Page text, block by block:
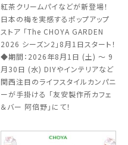
紅茶クリームパイなどが新登場！
日本の梅を実感するポップアップ
ストア 「The CHOYA GARDEN
2026 シーズン2」8月1日スタート！
◆期間：2026年8月1日 (土) ～ 9
月30日 (水) DIYやインテリアなど
関西注目のライフスタイルカンパニ
ーが手掛ける 「友安製作所カフェ
＆バー 阿倍野」にて！